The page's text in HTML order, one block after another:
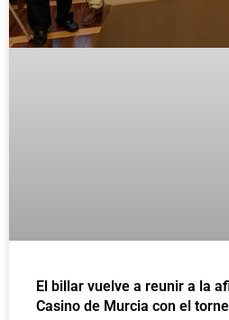
El billar vuelve a reunir a la
Casino de Murcia con el